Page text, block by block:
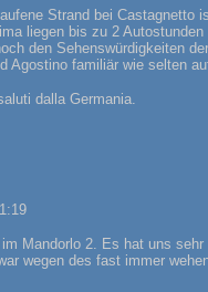
Strand bei
liegen bis zu 2 Autostunden
den Sehenswürdigkeiten
Agostino familiär wie selten
dalla Germania.
Mandorlo 2. Es hat uns
wegen des fast immer